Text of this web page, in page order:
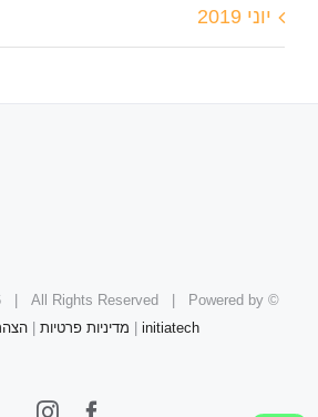
יוני 2019
© Copyright 2012 -
| All Rights Reserved | Powered by
initiatech
מדיניות פרטיות |
Facebook